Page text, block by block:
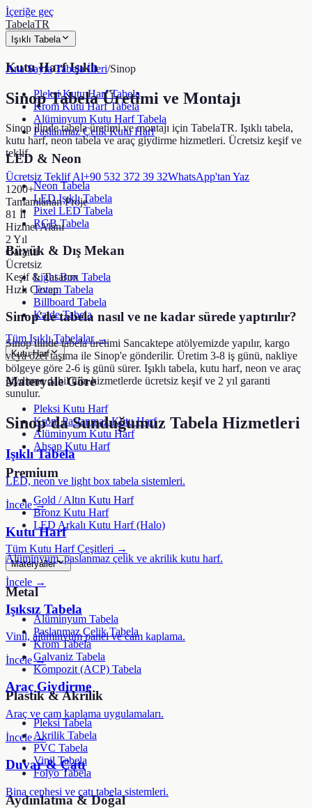
İçeriğe geç
TabelaTR
Işıklı Tabela
Kutu Harf Işıklı
Pleksi Kutu Harf Tabela
Krom Kutu Harf Tabela
Alüminyum Kutu Harf Tabela
Paslanmaz Çelik Kutu Harf
LED & Neon
Neon Tabela
LED Işıklı Tabela
Pixel LED Tabela
RGB Tabela
Büyük & Dış Mekan
Light Box Tabela
Totem Tabela
Billboard Tabela
Kaide Tabela
Tüm Işıklı Tabelalar →
Kutu Harf
Materyale Göre
Pleksi Kutu Harf
Krom Paslanmaz Kutu Harf
Alüminyum Kutu Harf
Ahşap Kutu Harf
Premium
Gold / Altın Kutu Harf
Bronz Kutu Harf
LED Arkalı Kutu Harf (Halo)
Tüm Kutu Harf Çeşitleri →
Materyaller
Metal
Alüminyum Tabela
Paslanmaz Çelik Tabela
Krom Tabela
Galvaniz Tabela
Kompozit (ACP) Tabela
Plastik & Akrilik
Pleksi Tabela
Akrilik Tabela
PVC Tabela
Vinil Tabela
Folyo Tabela
Aydınlatma & Doğal
Ana Sayfa/Tabela İlleri/Sinop
SinopTabela Üretimi ve Montajı
Sinop ilinde tabela üretimi ve montajı için TabelaTR. Işıklı tabela,
kutu harf, neon tabela ve araç giydirme hizmetleri. Ücretsiz keşif ve
teklif.
Ücretsiz Teklif Al+90 532 372 39 32WhatsApp'tan Yaz
1200+
Tamamlanan Proje
81 İl
Hizmet Alanı
2 Yıl
Garanti
Ücretsiz
Keşif & Tasarım
Hızlı Cevap
Sinop'de tabela nasıl ve ne kadar sürede yaptırılır?
Sinop ilinde tabela üretimi Sancaktepe atölyemizde yapılır, kargo
veya özel taşıma ile Sinop'e gönderilir. Üretim 3-8 iş günü, nakliye
bölgeye göre 2-6 iş günü sürer. Işıklı tabela, kutu harf, neon ve araç
giydirme dahil tüm hizmetlerde ücretsiz keşif ve 2 yıl garanti
sunulur.
Sinop'da Sunduğumuz Tabela Hizmetleri
Işıklı Tabela
LED, neon ve light box tabela sistemleri.
İncele →
Kutu Harf
Alüminyum, paslanmaz çelik ve akrilik kutu harf.
İncele →
Işıksız Tabela
Vinil, alüminyum panel ve cam kaplama.
İncele →
Araç Giydirme
Araç ve cam kaplama uygulamaları.
İncele →
Duvar & Çatı
Bina cephesi ve çatı tabela sistemleri.